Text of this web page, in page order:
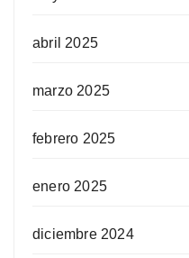
abril 2025
marzo 2025
febrero 2025
enero 2025
diciembre 2024